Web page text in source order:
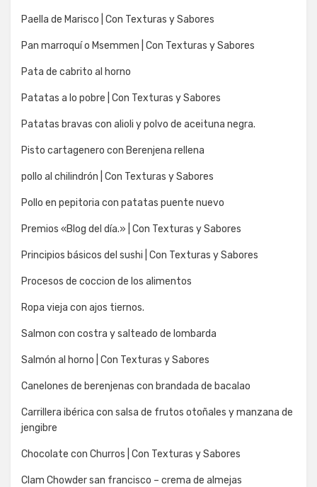
Paella de Marisco | Con Texturas y Sabores
Pan marroquí o Msemmen | Con Texturas y Sabores
Pata de cabrito al horno
Patatas a lo pobre | Con Texturas y Sabores
Patatas bravas con alioli y polvo de aceituna negra.
Pisto cartagenero con Berenjena rellena
pollo al chilindrón | Con Texturas y Sabores
Pollo en pepitoria con patatas puente nuevo
Premios «Blog del día.» | Con Texturas y Sabores
Principios básicos del sushi | Con Texturas y Sabores
Procesos de coccion de los alimentos
Ropa vieja con ajos tiernos.
Salmon con costra y salteado de lombarda
Salmón al horno | Con Texturas y Sabores
Canelones de berenjenas con brandada de bacalao
Carrillera ibérica con salsa de frutos otoñales y manzana de
jengibre
Chocolate con Churros | Con Texturas y Sabores
Clam Chowder san francisco – crema de almejas